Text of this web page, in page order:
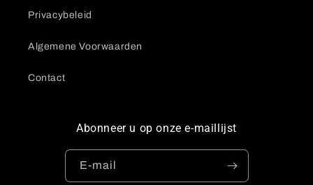
Privacybeleid
Algemene Voorwaarden
Contact
Abonneer u op onze e-maillijst
E‑mail